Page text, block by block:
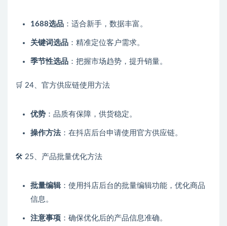
1688选品 ：适合新手，数据丰富。
关键词选品 ：精准定位客户需求。
季节性选品 ：把握市场趋势，提升销量。
🛒 24、官方供应链使用方法
优势 ：品质有保障，供货稳定。
操作方法：在抖店后台申请使用官方供应链。
🛠️ 25、产品批量优化方法
批量编辑：使用抖店后台的批量编辑功能，优化商品
信息。
注意事项 ：确保优化后的产品信息准确。